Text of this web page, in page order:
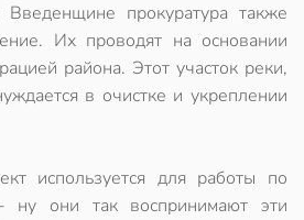
Введенщине прокуратура также
Их проводят на основании
района. Этот участок реки,
в очистке и укреплении
используется для работы по
ну они так воспринимают эти